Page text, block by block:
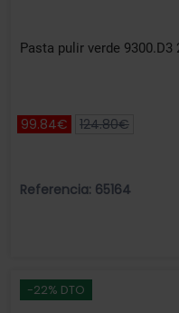
Pasta pulir verde
99.84€ 124.80€
Referencia: 65164
-22% DTO